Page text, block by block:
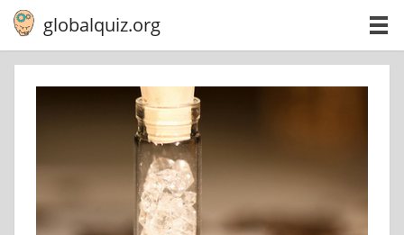
globalquiz.org